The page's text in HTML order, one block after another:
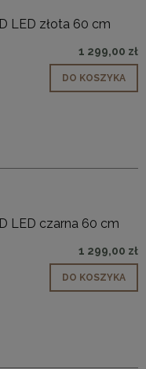
LED złota 60 cm
1 299,00 zł
DO KOSZYKA
LED czarna 60 cm
1 299,00 zł
DO KOSZYKA